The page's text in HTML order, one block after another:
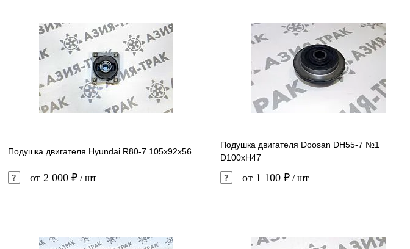
Подушка двигателя Hyundai R80-7 105x92x56
от 2 000 ₽ / шт
Подушка двигателя Doosan DH55-7 №1
D100xH47
от 1 100 ₽ / шт